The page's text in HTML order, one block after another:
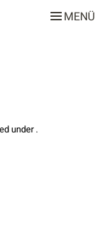
MENÜ
under .